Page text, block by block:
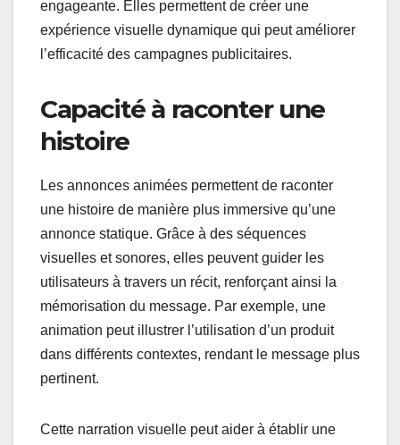
engageante. Elles permettent de créer une
expérience visuelle dynamique qui peut améliorer
l’efficacité des campagnes publicitaires.
Capacité à raconter une
histoire
Les annonces animées permettent de raconter
une histoire de manière plus immersive qu’une
annonce statique. Grâce à des séquences
visuelles et sonores, elles peuvent guider les
utilisateurs à travers un récit, renforçant ainsi la
mémorisation du message. Par exemple, une
animation peut illustrer l’utilisation d’un produit
dans différents contextes, rendant le message plus
pertinent.
Cette narration visuelle peut aider à établir une